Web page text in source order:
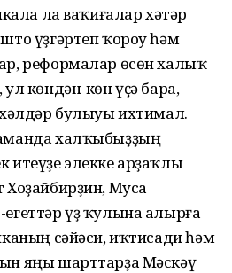
ла ваҡиғалар хәтәр
үҙгәртеп ҡороу һәм
реформалар өсөн ха­лыҡ
көндән-көн үҫә бара,
булыуы ихтимал.
халҡыбыҙҙың
итеүҙе элекке арҙаҡлы
Муса
үҙ ҡулына алырға
сә­йәси, иҡтисади һәм
яңы шарттарҙа Мәскәү